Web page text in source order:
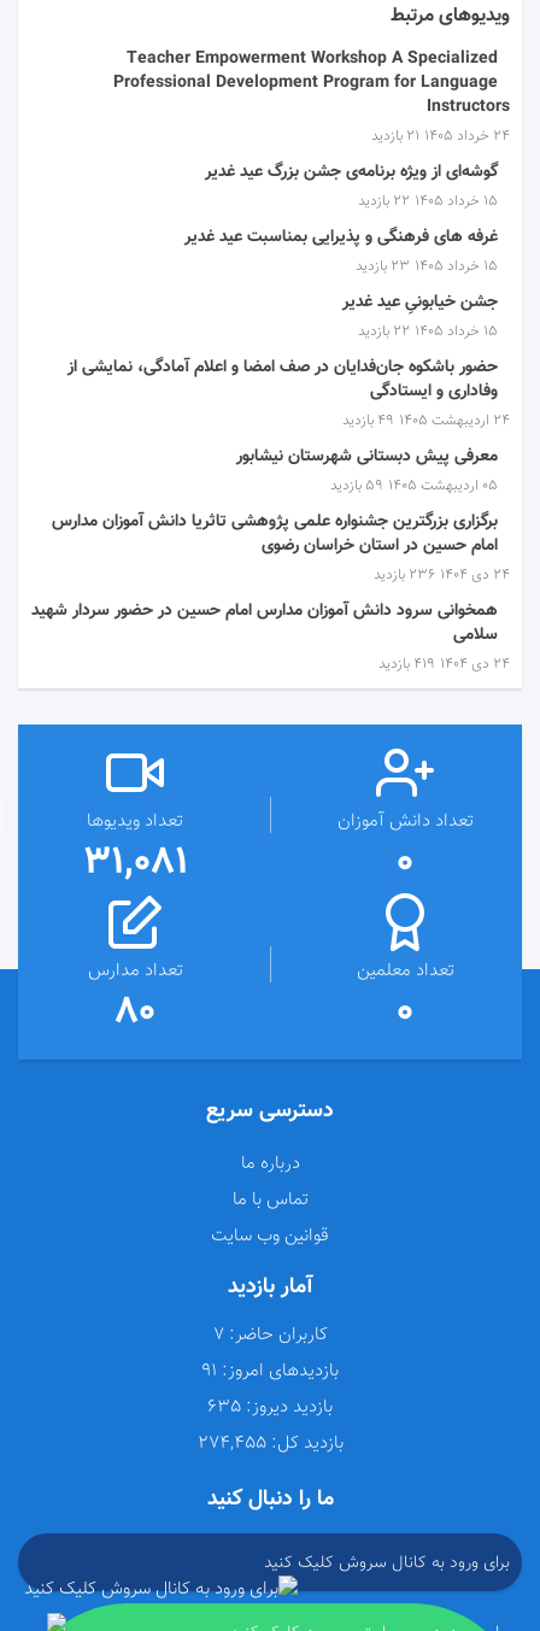
ویدیوهای مرتبط
Teacher Empowerment Workshop A Specialized
Professional Development Program for Language
Instructors
۲۴ خرداد ۱۴۰۵ 21 بازدید
گوشه‌ای از ویژه برنامه‌ی جشن بزرگ عید غدیر
۱۵ خرداد ۱۴۰۵ 22 بازدید
غرفه های فرهنگی و پذیرایی بمناسبت عید غدیر
۱۵ خرداد ۱۴۰۵ 23 بازدید
جشن خیابونیِ عید غدیر
۱۵ خرداد ۱۴۰۵ 22 بازدید
حضور باشکوه جان‌فدایان در صف امضا و اعلام آمادگی، نمایشی از
وفاداری و ایستادگی
۲۴ اردیبهشت ۱۴۰۵ 49 بازدید
معرفی پیش دبستانی شهرستان نیشابور
۰۵ اردیبهشت ۱۴۰۵ 59 بازدید
برگزاری بزرگترین جشنواره علمی پژوهشی تاثریا دانش آموزان مدارس
امام حسین در استان خراسان رضوی
۲۴ دی ۱۴۰۴ 236 بازدید
همخوانی سرود دانش آموزان مدارس امام حسین در حضور سردار شهید
سلامی
۲۴ دی ۱۴۰۴ 419 بازدید
تعداد دانش آموزان
0
تعداد ویدیوها
31,081
تعداد معلمین
0
تعداد مدارس
80
دسترسی سریع
درباره ما
تماس با ما
قوانین وب سایت
آمار بازدید
کاربران حاضر: 7
بازدیدهای امروز:
بازدید دیروز:
بازدید کل: 274,455
ما را دنبال کنید
برای ورود به کانال سروش کلیک کنید